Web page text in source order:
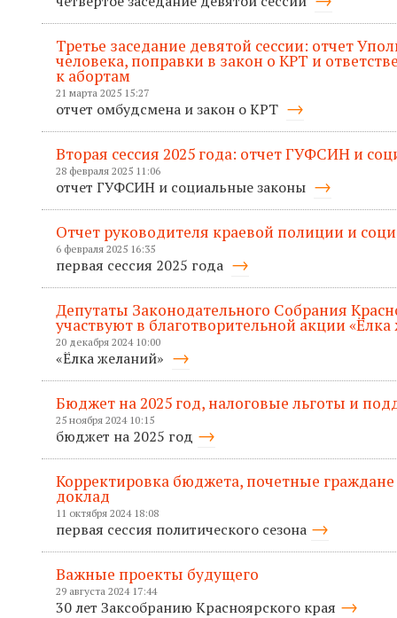
Третье заседание девятой сессии: отчет
человека, поправки в закон о КРТ и
к абортам
21 марта 2025 15:27
отчет омбудсмена и закон о КРТ
Вторая сессия 2025 года: отчет ГУФСИН и
28 февраля 2025 11:06
отчет ГУФСИН и социальные законы
Отчет руководителя краевой полиции и
6 февраля 2025 16:35
первая сессия 2025 года
Депутаты Законодательного Собрания
участвуют в благотворительной акции
20 декабря 2024 10:00
«Ёлка желаний»
Бюджет на 2025 год, налоговые льготы и
25 ноября 2024 10:15
бюджет на 2025 год
Корректировка бюджета, почетные
доклад
11 октября 2024 18:08
первая сессия политического сезона
Важные проекты будущего
29 августа 2024 17:44
30 лет Заксобранию Красноярского края